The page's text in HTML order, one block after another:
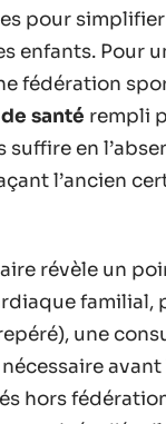
pour simplifier
enfants. Pour
fédération
santé rempli
suffire en
l’ancien
révèle un
familial,
une
hors